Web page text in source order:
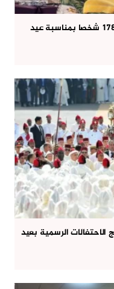
جلالة الملك يصدر عفوه السامي على 1788 شخصا بمناسبة عيد
الاحتفالات الرسمية بعيد